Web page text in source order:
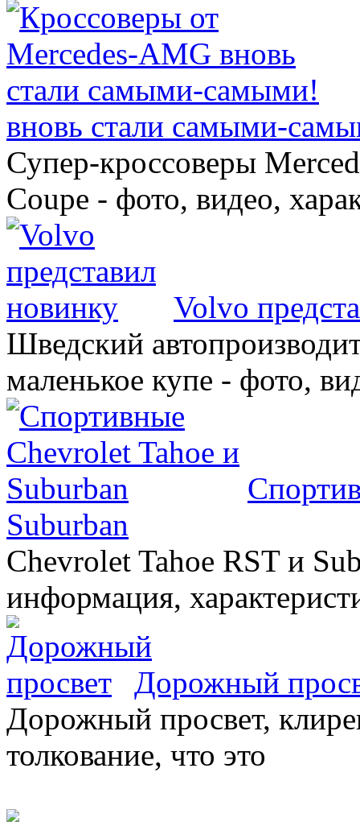
вновь стали самыми-
Супер-кроссоверы
Coupe - фото, видео,
Volvo
Шведский
маленькое купе - фото,
Suburban
Chevrolet Tahoe RST и
информация,
Дорожный
Дорожный просвет,
толкование, что это